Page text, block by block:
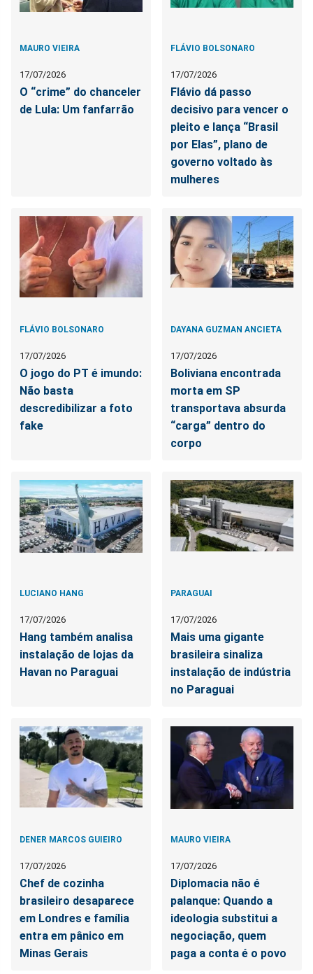
MAURO VIEIRA
17/07/2026
O “crime” do chanceler
de Lula: Um fanfarrão
FLÁVIO BOLSONARO
17/07/2026
Flávio dá passo
decisivo para vencer o
pleito e lança “Brasil
por Elas”, plano de
governo voltado às
mulheres
FLÁVIO BOLSONARO
17/07/2026
O jogo do PT é imundo:
Não basta
descredibilizar a foto
fake
DAYANA GUZMAN ANCIETA
17/07/2026
Boliviana encontrada
morta em SP
transportava absurda
“carga” dentro do
corpo
LUCIANO HANG
17/07/2026
Hang também analisa
instalação de lojas da
Havan no Paraguai
PARAGUAI
17/07/2026
Mais uma gigante
brasileira sinaliza
instalação de indústria
no Paraguai
DENER MARCOS GUIEIRO
17/07/2026
Chef de cozinha
brasileiro desaparece
em Londres e família
entra em pânico em
Minas Gerais
MAURO VIEIRA
17/07/2026
Diplomacia não é
palanque: Quando a
ideologia substitui a
negociação, quem
paga a conta é o povo